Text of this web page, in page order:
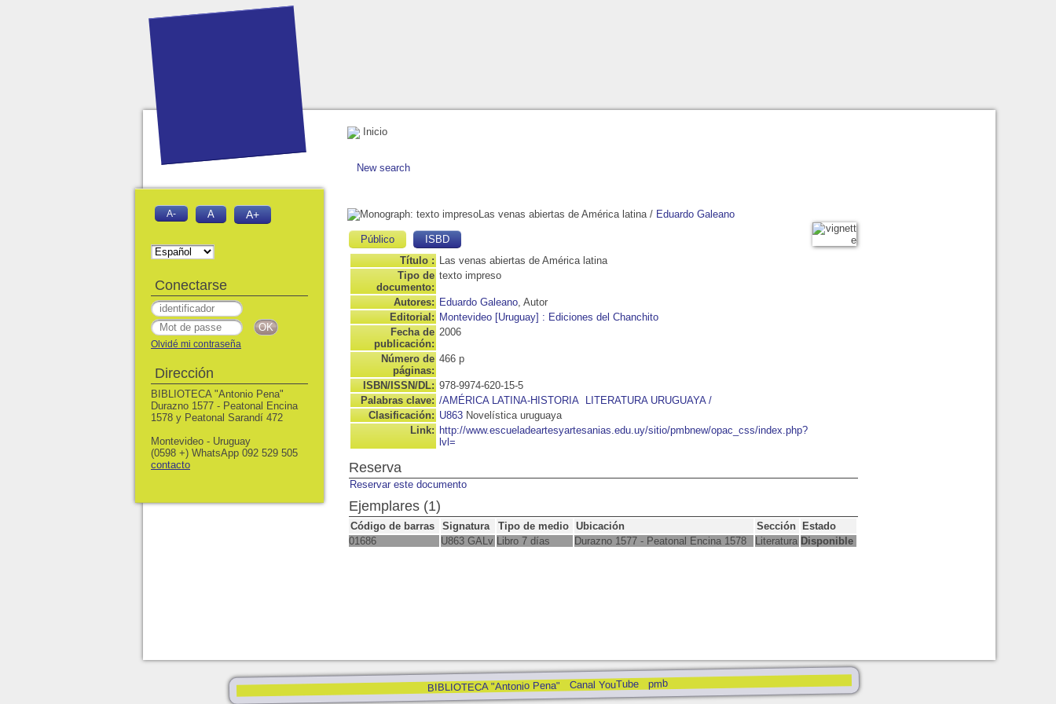
Inicio
New search
Las venas abiertas de América latina / Eduardo Galeano
Público
ISBD
Título : Las venas abiertas de América latina
Tipo de
documento:
texto impreso
Autores: Eduardo Galeano , Autor
Editorial: Montevideo [Uruguay] : Ediciones del Chanchito
Fecha de
publicación:
2006
Número de
páginas:
466 p
ISBN/ISSN/DL: 978-9974-620-15-5
Palabras clave: /AMÉRICA LATINA-HISTORIA
LITERATURA URUGUAYA /
Clasificación: U863 Novelística uruguaya
Link: http://www.escueladeartesyartesanias.edu.uy/sitio/pmbnew/opac_css/index.php?
lvl=
Reserva
Reservar este documento
Ejemplares (1)
Código de barras Signatura Tipo de medio Ubicación Sección Estado
01686
U863 GALv Libro 7 días Durazno 1577 - Peatonal Encina 1578 Literatura Disponible
BIBLIOTECA "Antonio Pena" Canal YouTube pmb
A- A A+
Conectarse
Olvidé mi contraseña
Dirección
BIBLIOTECA "Antonio Pena"
Durazno 1577 - Peatonal Encina
1578 y Peatonal Sarandí 472
Montevideo - Uruguay
(0598 +) WhatsApp 092 529 505
contacto